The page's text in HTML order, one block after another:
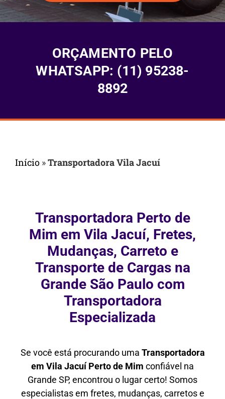
ORÇAMENTO PELO
WHATSAPP: (11) 95238-
8892
Início »Transportadora Vila Jacuí
Transportadora Perto de
Mim em Vila Jacuí, Fretes,
Mudanças, Carreto e
Transporte de Cargas na
Grande São Paulo com
Transportadora
Especializada
Se você está procurando uma Transportadora
em Vila Jacuí Perto de Mim confiável na
Grande SP, encontrou o lugar certo! Somos
especialistas em fretes, mudanças, carretos e